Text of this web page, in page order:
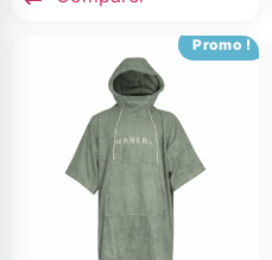
Promo !